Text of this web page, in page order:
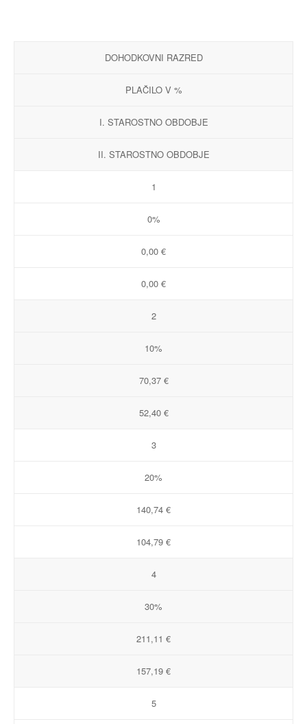
DOHODKOVNI RAZRED
PLAČILO V %
I. STAROSTNO OBDOBJE
II. STAROSTNO OBDOBJE
1
0%
0,00 €
0,00 €
2
10%
70,37 €
52,40 €
3
20%
140,74 €
104,79 €
4
30%
211,11 €
157,19 €
5